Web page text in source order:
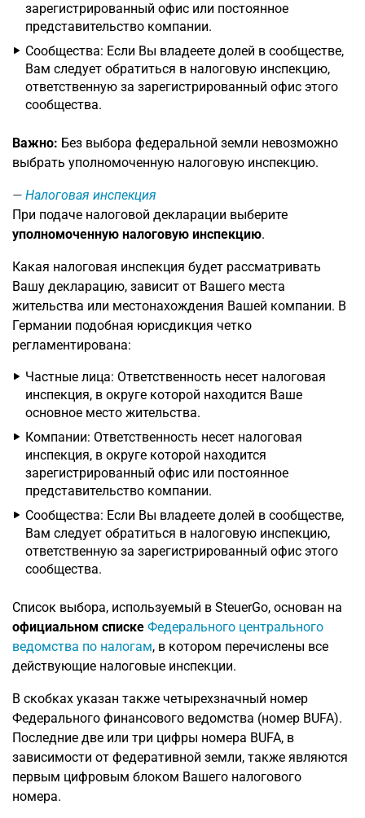
зарегистрированный офис или постоянное
представительство компании.
Сообщества: Если Вы владеете долей в сообществе,
Вам следует обратиться в налоговую инспекцию,
ответственную за зарегистрированный офис этого
сообщества.
Важно: Без выбора федеральной земли невозможно
выбрать уполномоченную налоговую инспекцию.
Налоговая инспекция
При подаче налоговой декларации выберите
уполномоченную налоговую инспекцию.
Какая налоговая инспекция будет рассматривать
Вашу декларацию, зависит от Вашего места
жительства или местонахождения Вашей компании. В
Германии подобная юрисдикция четко
регламентирована:
Частные лица: Ответственность несет налоговая
инспекция, в округе которой находится Ваше
основное место жительства.
Компании: Ответственность несет налоговая
инспекция, в округе которой находится
зарегистрированный офис или постоянное
представительство компании.
Сообщества: Если Вы владеете долей в сообществе,
Вам следует обратиться в налоговую инспекцию,
ответственную за зарегистрированный офис этого
сообщества.
Список выбора, используемый в SteuerGo, основан на
официальном списке Федерального центрального
ведомства по налогам, в котором перечислены все
действующие налоговые инспекции.
В скобках указан также четырехзначный номер
Федерального финансового ведомства (номер BUFA).
Последние две или три цифры номера BUFA, в
зависимости от федеративной земли, также являются
первым цифровым блоком Вашего налогового
номера.